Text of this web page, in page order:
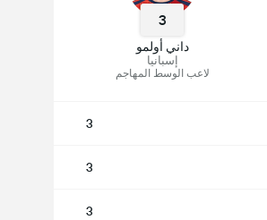
3
داني أولمو
إسبانيا
لاعب الوسط المهاجم
3
3
3